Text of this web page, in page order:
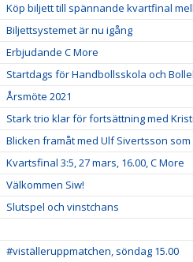
Köp biljett till spännande kvartfinal
Biljettsystemet är nu igång
Erbjudande C More
Startdags för Handbollsskola och
Årsmöte 2021
Stark trio klar för fortsättning med
Blicken framåt med Ulf Sivertsson
Kvartsfinal 3:5, 27 mars, 16.00, C More
Välkommen Siw!
Slutspel och vinstchans
#viställeruppmatchen, söndag 15.00